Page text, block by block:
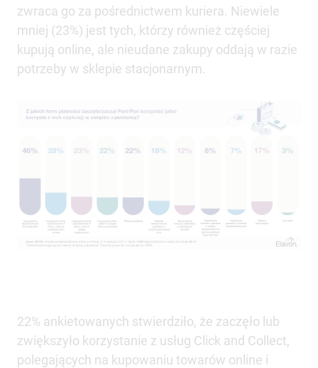
zwraca go za pośrednictwem kuriera. Niewiele
mniej (23%) jest tych, którzy również częściej
kupują online, ale nieudane zakupy oddają w razie
potrzeby w sklepie stacjonarnym.
22% ankietowanych stwierdziło, że zaczęło lub
zwiększyło korzystanie z usług Click and Collect,
polegających na kupowaniu towarów online i